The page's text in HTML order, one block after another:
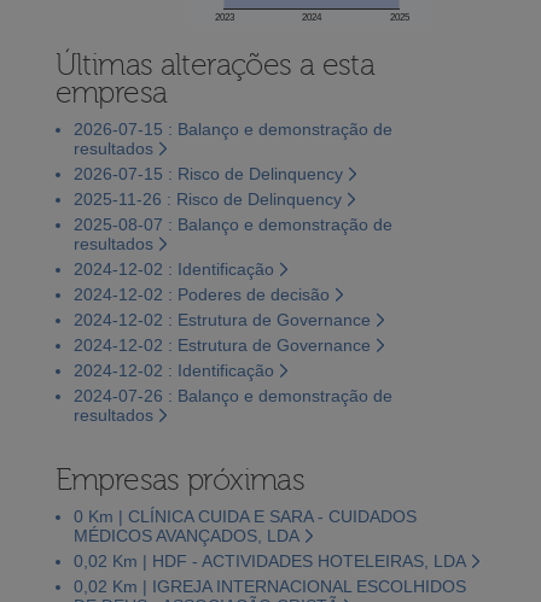
2023 2024 2025
Últimas alterações a esta
empresa
2026-07-15 : Balanço e demonstração de
resultados
2026-07-15 : Risco de Delinquency
2025-11-26 : Risco de Delinquency
2025-08-07 : Balanço e demonstração de
resultados
2024-12-02 : Identificação
2024-12-02 : Poderes de decisão
2024-12-02 : Estrutura de Governance
2024-12-02 : Estrutura de Governance
2024-12-02 : Identificação
2024-07-26 : Balanço e demonstração de
resultados
Empresas próximas
0 Km | CLÍNICA CUIDA E SARA - CUIDADOS
MÉDICOS AVANÇADOS, LDA
0,02 Km | HDF - ACTIVIDADES HOTELEIRAS, LDA
0,02 Km | IGREJA INTERNACIONAL ESCOLHIDOS